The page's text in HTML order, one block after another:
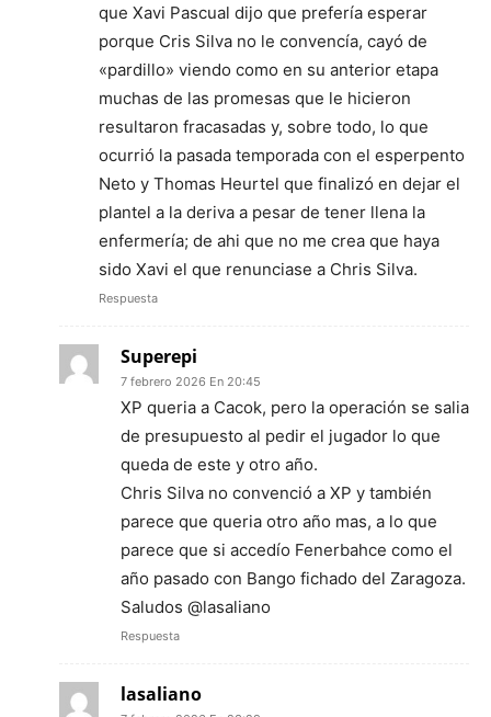
que Xavi Pascual dijo que prefería esperar
porque Cris Silva no le convencía, cayó de
«pardillo» viendo como en su anterior etapa
muchas de las promesas que le hicieron
resultaron fracasadas y, sobre todo, lo que
ocurrió la pasada temporada con el esperpento
Neto y Thomas Heurtel que finalizó en dejar el
plantel a la deriva a pesar de tener llena la
enfermería; de ahi que no me crea que haya
sido Xavi el que renunciase a Chris Silva.
Respuesta
Superepi
7 febrero 2026 En 20:45
XP queria a Cacok, pero la operación se salia
de presupuesto al pedir el jugador lo que
queda de este y otro año.
Chris Silva no convenció a XP y también
parece que queria otro año mas, a lo que
parece que si accedío Fenerbahce como el
año pasado con Bango fichado del Zaragoza.
Saludos @lasaliano
Respuesta
lasaliano